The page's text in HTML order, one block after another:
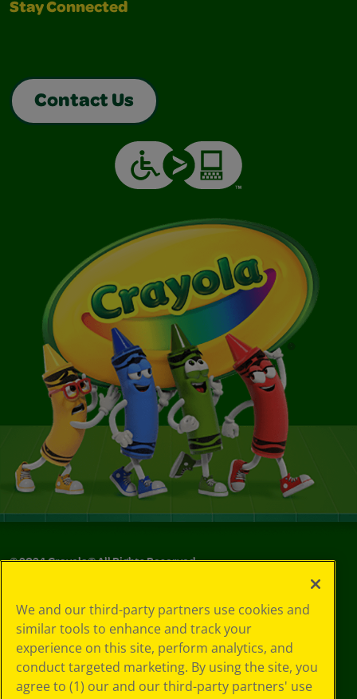
Stay Connected
Contact Us
© 2024 Crayola® All Rights Reserved.
We and our third-party partners use cookies and
similar tools to enhance and track your
experience on this site, perform analytics, and
conduct targeted marketing. By using the site, you
agree to (1) our and our third-party partners' use